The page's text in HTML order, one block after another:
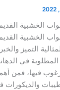
الخشبية
التميز
في
فيها، فمن